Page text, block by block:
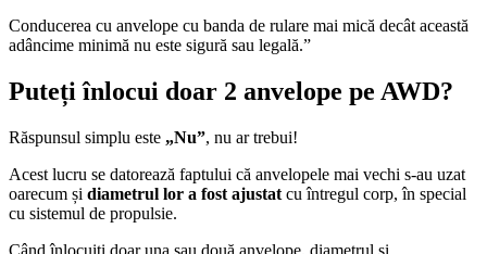
Conducerea cu anvelope cu banda de rulare mai mică decât această
adâncime minimă nu este sigură sau legală.”
Puteți înlocui doar 2 anvelope pe AWD?
Răspunsul simplu este „Nu”, nu ar trebui!
Acest lucru se datorează faptului că anvelopele mai vechi s-au uzat
oarecum și diametrul lor a fost ajustat cu întregul corp, în special
cu sistemul de propulsie.
Când înlocuiți doar una sau două anvelope, diametrul și